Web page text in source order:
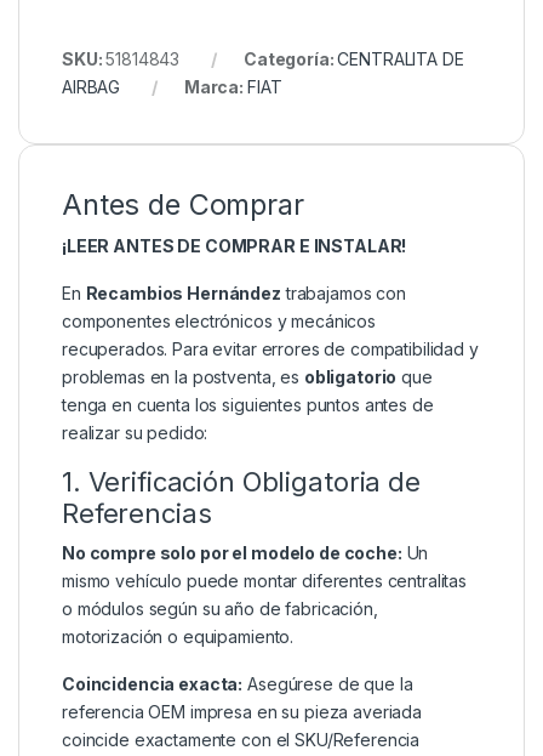
SKU:51814843 Categoría:CENTRALITA DE
AIRBAG
Marca: FIAT
Antes de Comprar
¡LEER ANTES DE COMPRAR E INSTALAR!
En Recambios Hernández trabajamos con
componentes electrónicos y mecánicos
recuperados. Para evitar errores de compatibilidad y
problemas en la postventa, es obligatorio que
tenga en cuenta los siguientes puntos antes de
realizar su pedido:
1. Verificación Obligatoria de
Referencias
No compre solo por el modelo de coche: Un
mismo vehículo puede montar diferentes centralitas
o módulos según su año de fabricación,
motorización o equipamiento.
Coincidencia exacta: Asegúrese de que la
referencia OEM impresa en su pieza averiada
coincide exactamente con el SKU/Referencia